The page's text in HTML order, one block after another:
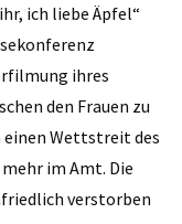
ich liebe Äpfel“
ihres
den Frauen zu
Wettstreit des
im Amt. Die
verstorben